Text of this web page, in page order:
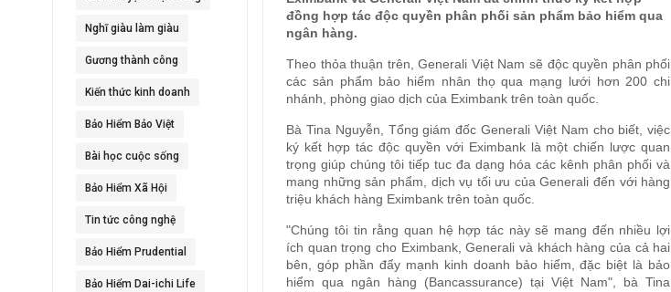
Nghĩ giàu làm giàu
Gương thành công
Kiến thức kinh doanh
Bảo Hiểm Bảo Việt
Bài học cuộc sống
Bảo Hiểm Xã Hội
Tin tức công nghệ
Bảo Hiểm Prudential
Bảo Hiểm Dai-ichi Life
đồng hợp tác độc quyền phân phối sản phẩm bảo hiểm qua
ngân hàng.
Theo thỏa thuận trên, Generali Việt Nam sẽ độc quyền phân phối
các sản phẩm bảo hiểm nhân thọ qua mạng lưới hơn 200 chi
nhánh, phòng giao dịch của Eximbank trên toàn quốc.
Bà Tina Nguyễn, Tổng giám đốc Generali Việt Nam cho biết, việc
ký kết hợp tác độc quyền với Eximbank là một chiến lược quan
trọng giúp chúng tôi tiếp tuc đa dạng hóa các kênh phân phối và
mang những sản phẩm, dịch vụ tối ưu của Generali đến với hàng
triệu khách hàng Eximbank trên toàn quốc.
"Chúng tôi tin rằng quan hệ hợp tác này sẽ mang đến nhiều lợi
ích quan trọng cho Eximbank, Generali và khách hàng của cả hai
bên, góp phần đẩy mạnh kinh doanh bảo hiểm, đặc biệt là bảo
hiểm qua ngân hàng (Bancassurance) tại Việt Nam", bà Tina